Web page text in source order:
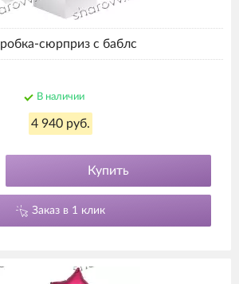
сюрприз с баблс
В наличии
4 940 руб.
Купить
Заказ в 1 клик